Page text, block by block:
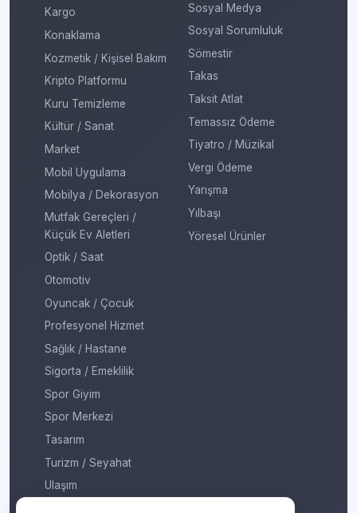
Kargo
Konaklama
Kozmetik / Kişisel Bakım
Kripto Platformu
Kuru Temizleme
Kültür / Sanat
Market
Mobil Uygulama
Mobilya / Dekorasyon
Mutfak Gereçleri /
Küçük Ev Aletleri
Optik / Saat
Otomotiv
Oyuncak / Çocuk
Profesyonel Hizmet
Sağlık / Hastane
Sigorta / Emeklilik
Spor Giyim
Spor Merkezi
Tasarım
Turizm / Seyahat
Ulaşım
Sosyal Medya
Sosyal Sorumluluk
Sömestir
Takas
Taksit Atlat
Temassız Ödeme
Tiyatro / Müzikal
Vergi Ödeme
Yarışma
Yılbaşı
Yöresel Ürünler